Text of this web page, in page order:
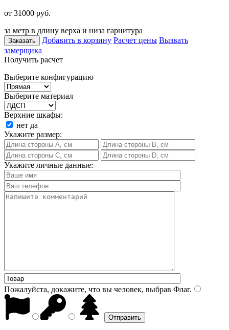
от 31000 руб.
за метр в длину верха и низа гарнитура
Заказать Добавить в корзину Расчет цены Вызвать
замерщика
Получить расчет
Выберите конфигурацию
Выберите материал
Верхние шкафы:
нет да
Укажите размер:
Укажите личные данные:
Пожалуйста, докажите, что вы человек, выбрав Флаг.